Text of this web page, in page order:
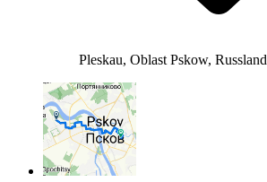
Pleskau, Oblast Pskow, Russland